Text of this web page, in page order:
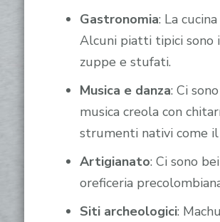
Gastronomia: La
Alcuni piatti tipici sono
zuppe e stufati.
Musica e danza: Ci
musica creola con
strumenti nativi come il
Artigianato: Ci sono
oreficeria
Siti archeologici: